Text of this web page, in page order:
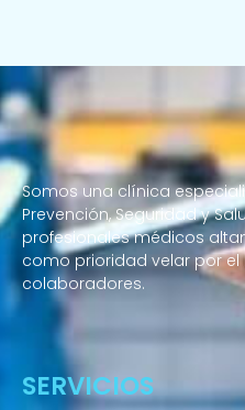
Somos una clínica
Prevención, Seguridad y
profesionales médicos
como prioridad velar por el
colaboradores.
Enfermeras a domicilio
SERVICIOS